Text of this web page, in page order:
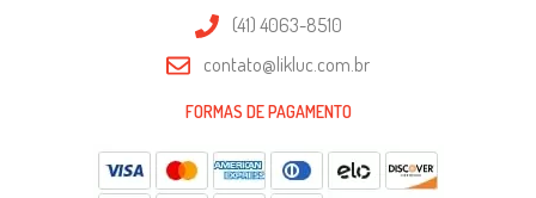
(41) 4063-8510
contato@likluc.com.br
FORMAS DE PAGAMENTO